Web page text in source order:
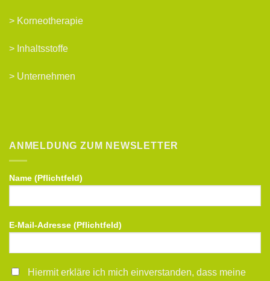
> Korneotherapie
> Inhaltsstoffe
> Unternehmen
ANMELDUNG ZUM NEWSLETTER
Name (Pflichtfeld)
E-Mail-Adresse (Pflichtfeld)
Hiermit erkläre ich mich einverstanden, dass meine